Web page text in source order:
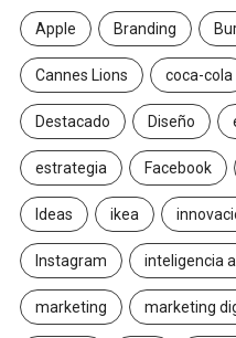
Apple Branding
Cannes Lions coca-cola
Destacado Diseño
estrategia Facebook
Ideas ikea
Instagram inteligencia
marketing marketing